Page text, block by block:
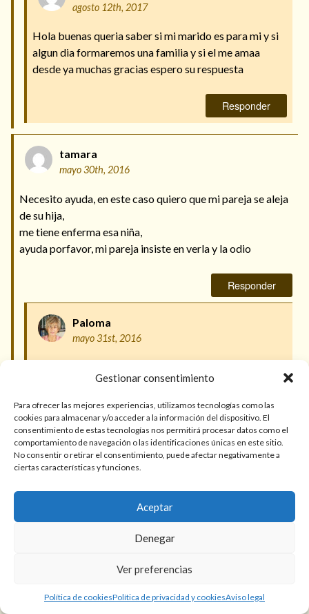
Gestionar consentimiento
Para ofrecer las mejores experiencias, utilizamos tecnologías como las
cookies para almacenar y/o acceder a la información del dispositivo. El
consentimiento de estas tecnologías nos permitirá procesar datos como el
comportamiento de navegación o las identificaciones únicas en este sitio.
No consentir o retirar el consentimiento, puede afectar negativamente a
ciertas características y funciones.
Aceptar
Denegar
Ver preferencias
Política de cookiesPolítica de privacidad y cookiesAviso legal
agosto 12th, 2017
Hola buenas queria saber si mi marido es para mi y si
algun dia formaremos una familia y si el me amaa
desde ya muchas gracias espero su respuesta
Responder
tamara
mayo 30th, 2016
Necesito ayuda, en este caso quiero que mi pareja se aleja
de su hija,
me tiene enferma esa niña,
ayuda porfavor, mi pareja insiste en verla y la odio
Responder
Paloma
mayo 31st, 2016
nervios. Si haces un hechizo para que cada una
encuentre su lugar, todos seréis felices sin conflicto.
Responder
Estamos en la misma situación. Me enferma la hija de
mi esposo,me ataca y me golpea y dice que es para
Estoy qué pierdo la paciencia. Mi hijo es primero que